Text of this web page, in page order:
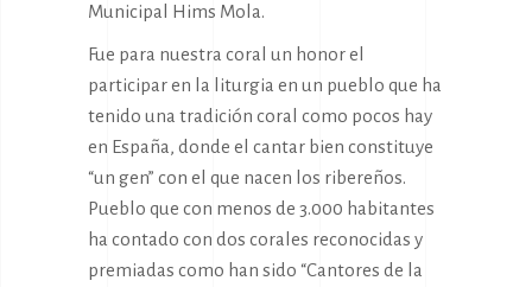
Municipal Hims Mola.
Fue para nuestra coral un honor el
participar en la liturgia en un pueblo que ha
tenido una tradición coral como pocos hay
en España, donde el cantar bien constituye
“un gen” con el que nacen los ribereños.
Pueblo que con menos de 3.000 habitantes
ha contado con dos corales reconocidas y
premiadas como han sido “Cantores de la